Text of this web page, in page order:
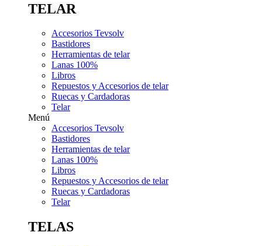
TELAR
Accesorios Tevsolv
Bastidores
Herramientas de telar
Lanas 100%
Libros
Repuestos y Accesorios de telar
Ruecas y Cardadoras
Telar
Menú
Accesorios Tevsolv
Bastidores
Herramientas de telar
Lanas 100%
Libros
Repuestos y Accesorios de telar
Ruecas y Cardadoras
Telar
TELAS